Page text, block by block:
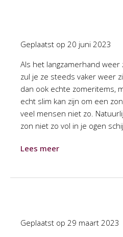
Geplaatst op 20 juni 2023
Als het langzamerhand
zul je ze steeds vaker weer
dan ook echte zomeritems,
echt slim kan zijn om een
veel mensen niet zo.
zon niet zo vol in je ogen
Lees meer
Geplaatst op 29 maart 2023